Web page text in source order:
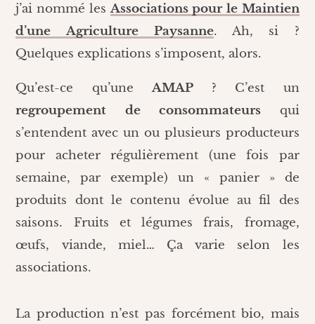
j’ai nommé lesAssociations pour le Maintien
d’une Agriculture Paysanne. Ah, si ?
Quelques explications s’imposent, alors.
Qu’est-ce qu’uneAMAP? C’est un
regroupement de consommateurs qui
s’entendent avec un ou plusieurs producteurs
pour acheter régulièrement (une fois par
semaine, par exemple) un « panier » de
produits dont le contenu évolue au fil des
saisons. Fruits et légumes frais, fromage,
œufs, viande, miel… Ça varie selon les
associations.
La production n’est pas forcément bio, mais